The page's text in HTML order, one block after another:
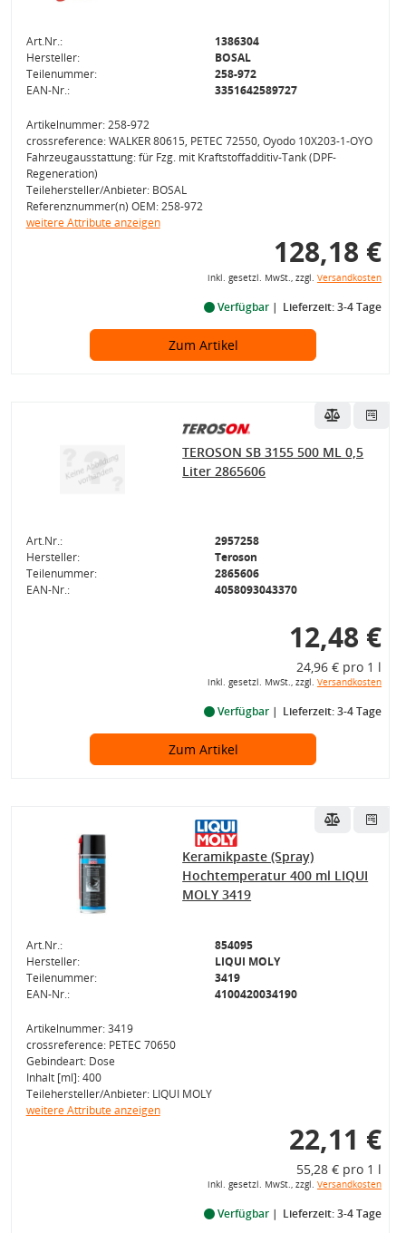
Art.Nr.:
1386304
Hersteller:
BOSAL
Teilenummer:
258-972
EAN-Nr.:
3351642589727
Artikelnummer: 258-972
crossreference: WALKER 80615, PETEC 72550, Oyodo 10X203-1-OYO
Fahrzeugausstattung: für Fzg. mit Kraftstoffadditiv-Tank (DPF-
Regeneration)
Teilehersteller/Anbieter: BOSAL
Referenznummer(n) OEM: 258-972
weitere Attribute anzeigen
128,18 €
inkl. gesetzl. MwSt., zzgl. Versandkosten
Verfügbar Lieferzeit: 3-4 Tage
Zum Artikel
TEROSON SB 3155 500 ML 0,5
Liter 2865606
Art.Nr.:
2957258
Hersteller:
Teroson
Teilenummer:
2865606
EAN-Nr.:
4058093043370
12,48 €
24,96 € pro 1 l
inkl. gesetzl. MwSt., zzgl. Versandkosten
Verfügbar Lieferzeit: 3-4 Tage
Zum Artikel
Keramikpaste (Spray)
Hochtemperatur 400 ml LIQUI
MOLY 3419
Art.Nr.:
854095
Hersteller:
LIQUI MOLY
Teilenummer:
3419
EAN-Nr.:
4100420034190
Artikelnummer: 3419
crossreference: PETEC 70650
Gebindeart: Dose
Inhalt [ml]: 400
Teilehersteller/Anbieter: LIQUI MOLY
weitere Attribute anzeigen
22,11 €
55,28 € pro 1 l
inkl. gesetzl. MwSt., zzgl. Versandkosten
Verfügbar Lieferzeit: 3-4 Tage